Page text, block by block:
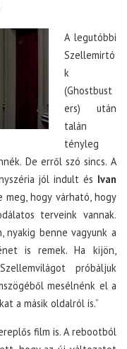
A legutóbbi
Szellemirtó
k
(Ghostbust
ers) után
talán
tényleg
De erről szó sincs. A
jól indult és Ivan
hogy várható, hogy
terveink vannak.
nyakig benne vagyunk a
is remek. Ha kijön,
próbáljuk
mesélnénk el a
a másik oldalról is.”
film is. A rebootból